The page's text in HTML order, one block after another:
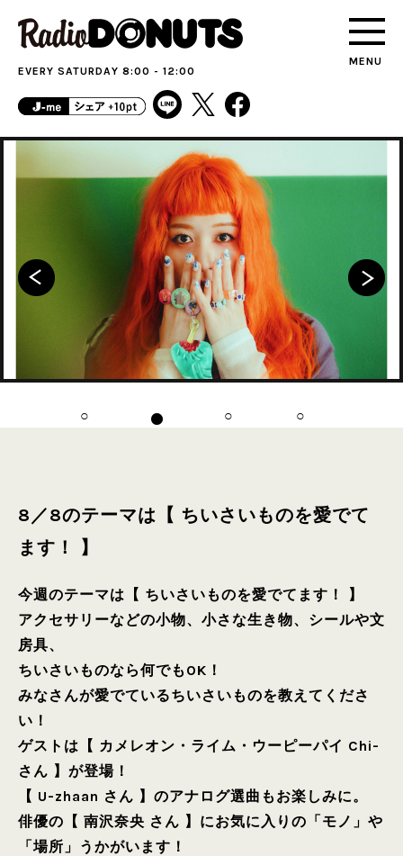
MENU
EVERY SATURDAY 8:00 - 12:00
8／8のテーマは【 ちいさいものを愛でて
ます！ 】
今週のテーマは【 ちいさいものを愛でてます！ 】
アクセサリーなどの小物、小さな生き物、シールや文
房具、
ちいさいものなら何でもOK！
みなさんが愛でているちいさいものを教えてくださ
い！
ゲストは【 カメレオン・ライム・ウーピーパイ Chi-
さん 】が登場！
【 U-zhaan さん 】のアナログ選曲もお楽しみに。
俳優の【 南沢奈央 さん 】にお気に入りの「モノ」や
「場所」うかがいます！